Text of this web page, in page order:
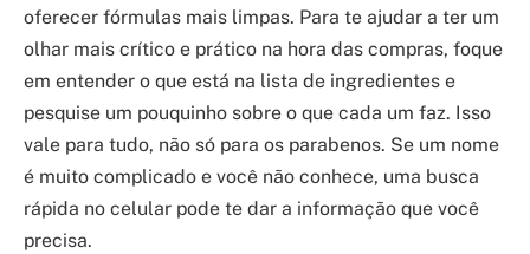
oferecer fórmulas mais limpas. Para te ajudar a ter um
olhar mais crítico e prático na hora das compras, foque
em entender o que está na lista de ingredientes e
pesquise um pouquinho sobre o que cada um faz. Isso
vale para tudo, não só para os parabenos. Se um nome
é muito complicado e você não conhece, uma busca
rápida no celular pode te dar a informação que você
precisa.